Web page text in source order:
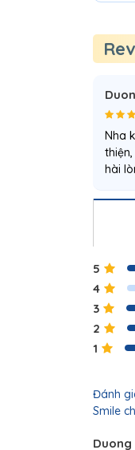
Nha
hài
5
4
3
2
1
Đánh
Smile
Duong